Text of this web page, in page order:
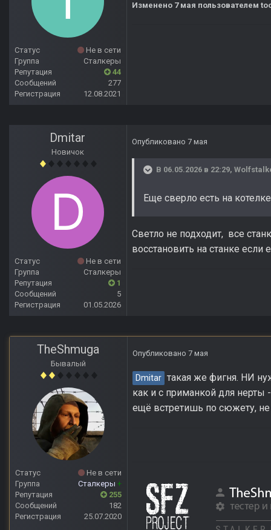
Статус
Не в сети
Группа
Сталкеры
Репутация
44
Сообщений
277
Регистрация
12.08.2021
Изменено 7 мая пользователем
Dmitar
Новичок
Статус
Не в сети
Группа
Сталкеры
Репутация
1
Сообщений
5
Регистрация
01.05.2026
Опубликовано 7 мая
В 06.05.2026 в 22:29,
Еще сверло есть на
Светло не подходит, все
восстановить на станке
TheShmuga
Бывалый
Статус
Не в сети
Группа
Сталкеры +
Репутация
255
Сообщений
182
Регистрация
25.07.2020
Опубликовано 7 мая
Dmitar такая же фигня. НИ
как и с приманкой для нерты
ещё встретишь по сюжету,